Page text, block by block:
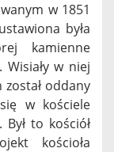
w 1851
była
kamienne
w niej
oddany
w kościele
to kościół
kościoła